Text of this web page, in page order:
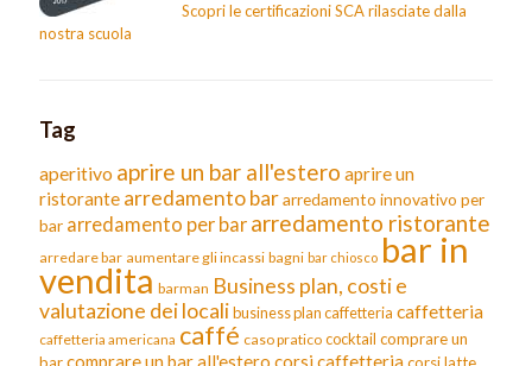
Scopri le certificazioni SCA rilasciate dalla
nostra scuola
Tag
aperitivo aprire un bar all'estero aprire un
ristorante arredamento bararredamento innovativo per
bar arredamento per bar arredamento ristorante
arredare bar aumentare gli incassi bagni bar chiosco bar in
vendita barman Business plan, costi e
valutazione dei localibusiness plan caffetteria caffetteria
caffetteria americana caffé caso pratico cocktail comprare un
comprare un bar all'estero corsi caffetteria